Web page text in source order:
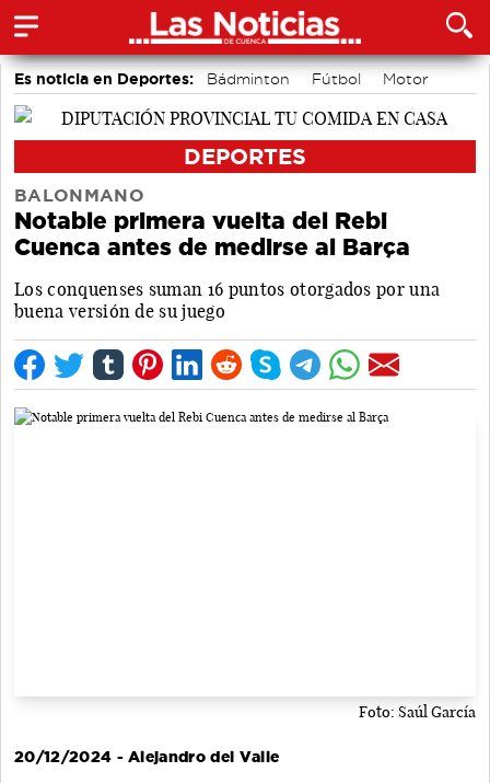
Es noticia en Deportes: Bádminton Fútbol
Motor
Bolos conquenses
DEPORTES
BALONMANO
Notable primera vuelta del Rebi
Cuenca antes de medirse al Barça
Los conquenses suman 16 puntos otorgados por una
buena versión de su juego
Foto: Saúl García
20/12/2024 - Alejandro del Valle